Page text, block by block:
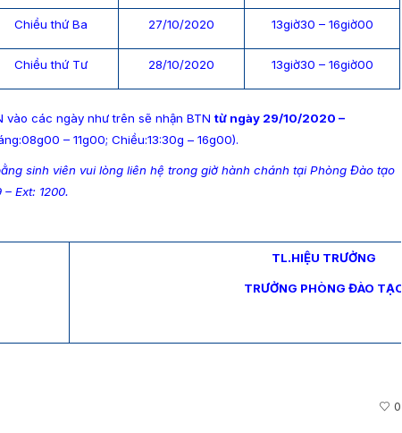
Chiều thứ Ba 27/10/2020 13giờ30 – 16giờ00
Chiều thứ Tư 28/10/2020 13giờ30 – 16giờ00
vào các ngày như trên sẽ nhận BTN từ ngày 29/10/2020 –
– 11g00; Chiều:13:30g – 16g00).
sinh viên vui lòng liên hệ trong giờ hành chánh tại Phòng Đào tạo
Ext: 1200.
TL.HIỆU TRƯỞNG
TRƯỞNG PHÒNG ĐÀO TẠO
0